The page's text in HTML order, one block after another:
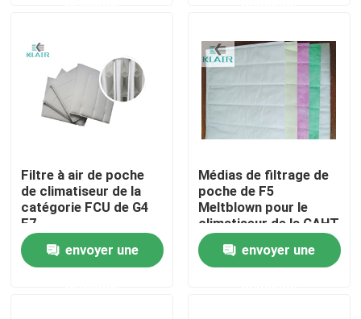
Contrôle de qualité
Demandez une citation
filtres à air de sac
Filtre à air de poche
de climatiseur de la
catégorie FCU de G4
F7
envoyer une
Médias de filtrage de
poche de F5
Meltblown pour le
climatiseur de la CAHT
envoyer une